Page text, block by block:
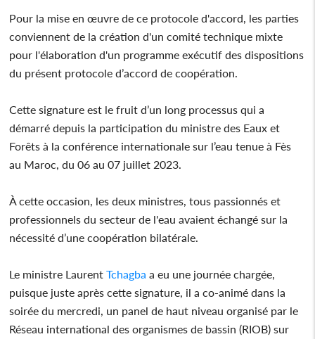
Pour la mise en œuvre de ce protocole d'accord, les parties
conviennent de la création d'un comité technique mixte
pour l'élaboration d'un programme exécutif des dispositions
du présent protocole d’accord de coopération.
Cette signature est le fruit d’un long processus qui a
démarré depuis la participation du ministre des Eaux et
Forêts à la conférence internationale sur l’eau tenue à Fès
au Maroc, du 06 au 07 juillet 2023.
À cette occasion, les deux ministres, tous passionnés et
professionnels du secteur de l'eau avaient échangé sur la
nécessité d’une coopération bilatérale.
Le ministre Laurent Tchagba a eu une journée chargée,
puisque juste après cette signature, il a co-animé dans la
soirée du mercredi, un panel de haut niveau organisé par le
Réseau international des organismes de bassin (RIOB) sur